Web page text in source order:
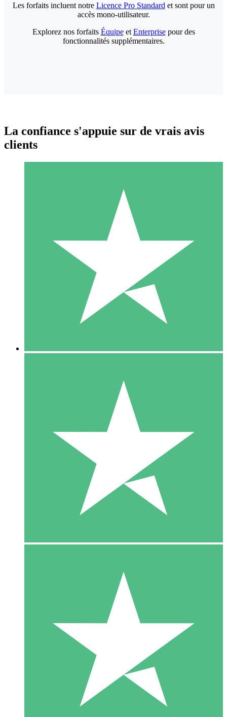
Packs de Crédits Individuels
Payez à l'utilisation avec des crédits de téléchargement. Sans
1 Téléchargement
10 00
10 Téléchargements
20 00
Les forfaits incluent notre Licence Pro Standard et sont pour un
accès mono-utilisateur.
Explorez nos forfaits Équipeet Enterprisepour des
fonctionnalités supplémentaires.
La confiance s'appuie sur de vrais avis
clients